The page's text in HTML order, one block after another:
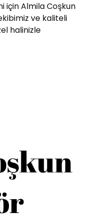
için Almila Coşkun
ve kaliteli
halinizle